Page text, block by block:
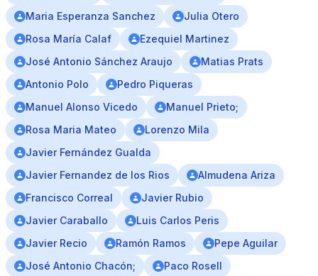
Maria Esperanza Sanchez
Julia Otero
Rosa María Calaf
Ezequiel Martinez
José Antonio Sánchez Araujo
Matias Prats
Antonio Polo
Pedro Piqueras
Manuel Alonso Vicedo
Manuel Prieto;
Rosa Maria Mateo
Lorenzo Mila
Javier Fernández Gualda
Javier Fernandez de los Rios
Almudena Ariza
Francisco Correal
Javier Rubio
Javier Caraballo
Luis Carlos Peris
Javier Recio
Ramón Ramos
Pepe Aguilar
José Antonio Chacón;
Paco Rosell